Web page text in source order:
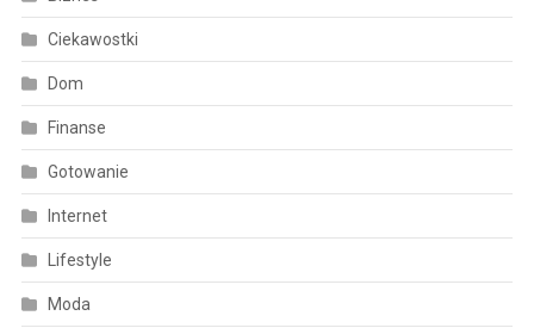
Ciekawostki
Dom
Finanse
Gotowanie
Internet
Lifestyle
Moda